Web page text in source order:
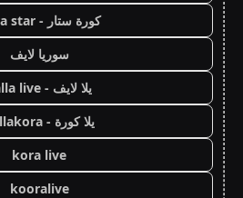
كورة ستار - kora star
سوريا لايف
يلا لايف - yalla live
يلا كورة - yallakora
kora live
kooralive